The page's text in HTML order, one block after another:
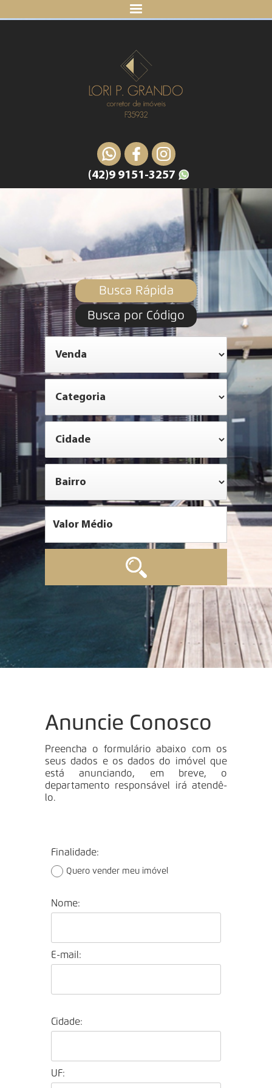
(42)9 9151-3257
Busca Rápida
Busca por Código
Anuncie Conosco
Preencha o formulário abaixo com os
seus dados e os dados do imóvel que
está anunciando, em breve, o
departamento responsável irá atendê-
lo.
Finalidade:
Quero vender meu imóvel
Nome:
E-mail:
Cidade:
UF: